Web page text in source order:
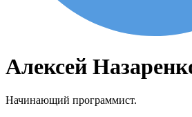
Алексей
Начинающий программист.